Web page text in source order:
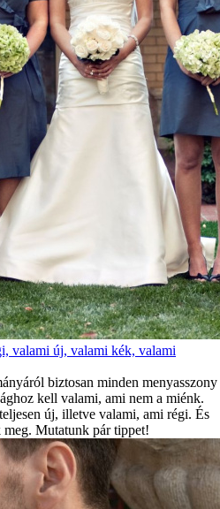
valami új, valami kék, valami
biztosan minden menyasszony
kell valami, ami nem a miénk.
új, illetve valami, ami régi. És
meg. Mutatunk pár tippet!